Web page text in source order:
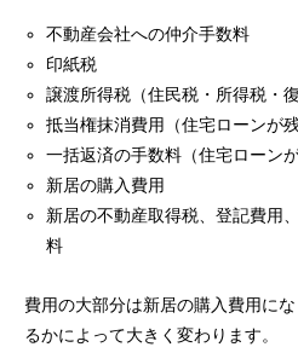
不動産会社への仲介手数料
印紙税
譲渡所得税（住民税・所得税・
抵当権抹消費用（住宅ローンが
一括返済の手数料（住宅ローン
新居の購入費用
新居の不動産取得税、登記費用
料
費用の大部分は新居の購入費用に
るかによって大きく変わります。